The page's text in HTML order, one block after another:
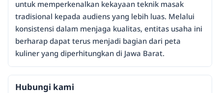
untuk memperkenalkan kekayaan teknik masak
tradisional kepada audiens yang lebih luas. Melalui
konsistensi dalam menjaga kualitas, entitas usaha ini
berharap dapat terus menjadi bagian dari peta
kuliner yang diperhitungkan di Jawa Barat.
Hubungi kami